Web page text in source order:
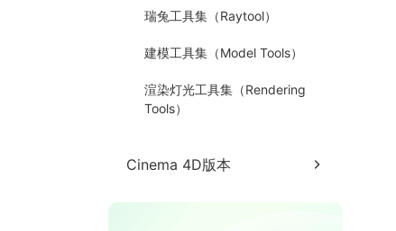
瑞兔工具集（Raytool）
建模工具集（Model Tools）
渲染灯光工具集（Rendering
Tools）
Cinema 4D版本